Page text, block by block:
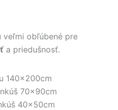
€.
veľmi obľúbené pre
a priedušnosť.
140x200cm
70x90cm
40x50cm